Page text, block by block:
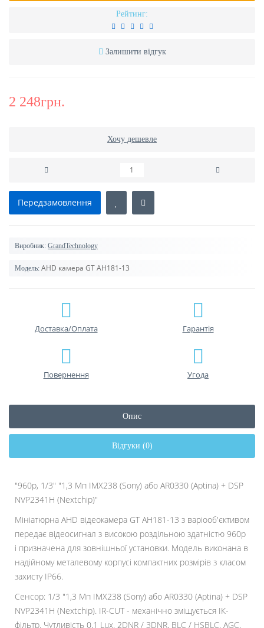
Рейтинг:
Залишити відгук
2 248грн.
Хочу дешевле
Передзамовлення
Виробник: GrandTechnology
Модель: AHD камера GT AH181-13
Доставка/Оплата Гарантiя
Повернення Угода
Опис
Відгуки (0)
"960p, 1/3" "1,3 Мп IMX238 (Sony) або AR0330 (Aptina) + DSP
NVP2341H (Nextchip)"
Мініатюрна AHD відеокамера GT AH181-13 з варіооб'єктивом
передає відеосигнал з високою роздільною здатністю 960p
і призначена для зовнішньої установки. Модель виконана в
надійному металевому корпусі компактних розмірів з класом
захисту IP66.
Сенсор: 1/3 "1,3 Мп IMX238 (Sony) або AR0330 (Aptina) + DSP
NVP2341H (Nextchip). IR-CUT - механічно зміщується ІК-
фільтр. Чутливість 0,1 Lux. 2DNR / 3DNR, BLC / HSBLC, AGC,